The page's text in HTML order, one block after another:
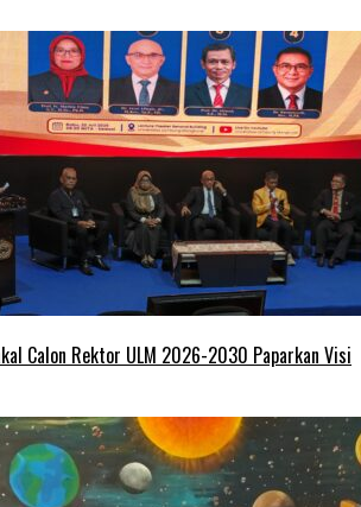
Calon Rektor ULM 2026-2030 Paparkan Visi